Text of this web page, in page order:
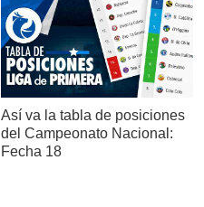
Así va la tabla de posiciones
del Campeonato Nacional:
Fecha 18